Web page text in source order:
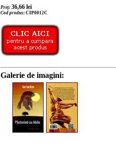
Preț: 36,66 lei
Cod produs: CIP0012C
Galerie de imagini: